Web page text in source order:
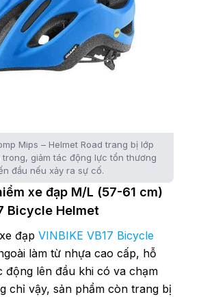
Mips – Helmet Road trang bị lớp
giảm tác động lực tổn thương
đầu nếu xảy ra sự cố.
xe đạp M/L (57-61 cm)
Bicycle Helmet
đạp VINBIKE VB17 Bicycle
làm từ nhựa cao cấp, hỗ
động lên đầu khi có va chạm
chỉ vậy, sản phẩm còn trang bị